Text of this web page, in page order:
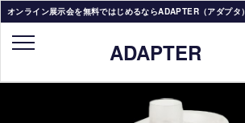
オンライン展示会を無料ではじめるならADAPTER（アダプタ）
ADAPTER